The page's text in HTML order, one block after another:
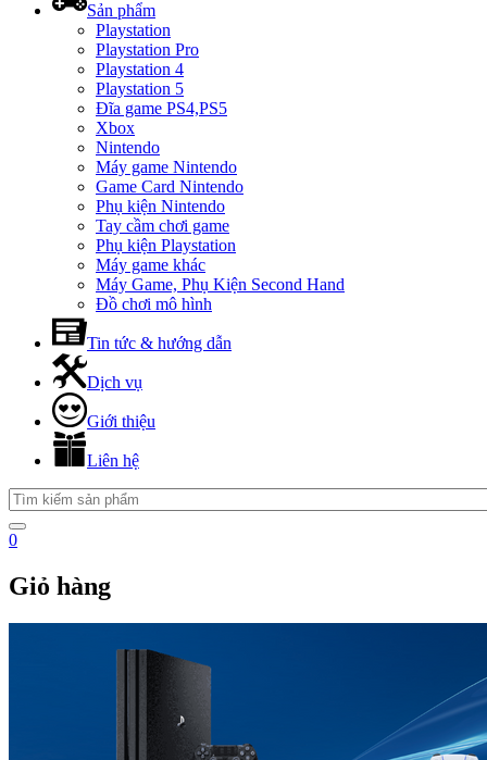
Sản phẩm
Playstation
Playstation Pro
Playstation 4
Playstation 5
Đĩa game PS4,PS5
Xbox
Nintendo
Máy game Nintendo
Game Card Nintendo
Phụ kiện Nintendo
Tay cầm chơi game
Phụ kiện Playstation
Máy game khác
Máy Game, Phụ Kiện Second Hand
Đồ chơi mô hình
Tin tức & hướng dẫn
Dịch vụ
Giới thiệu
Liên hệ
0
Giỏ hàng